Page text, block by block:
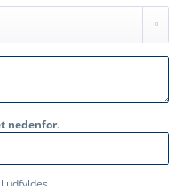
nedenfor.